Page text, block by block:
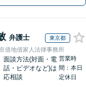
弁護士 東京都
借地借家人法律事務所
面談方法(対面・電
話・ビデオなど)は
応相談
営業時
間：本日
定休日